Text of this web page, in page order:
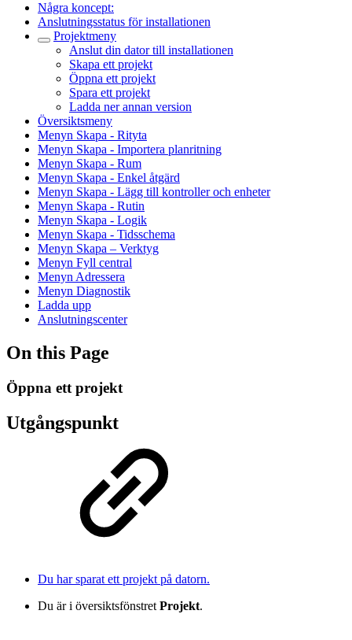
Några koncept:
Anslutningsstatus för installationen
Projektmeny
Anslut din dator till installationen
Skapa ett projekt
Öppna ett projekt
Spara ett projekt
Ladda ner annan version
Översiktsmeny
Menyn Skapa - Rityta
Menyn Skapa - Importera planritning
Menyn Skapa - Rum
Menyn Skapa - Enkel åtgärd
Menyn Skapa - Lägg till kontroller och enheter
Menyn Skapa - Rutin
Menyn Skapa - Logik
Menyn Skapa - Tidsschema
Menyn Skapa – Verktyg
Menyn Fyll central
Menyn Adressera
Menyn Diagnostik
Ladda upp
Anslutningscenter
On this Page
Öppna ett projekt
Utgångspunkt
Du har sparat ett projekt på datorn.
Du är i översiktsfönstret Projekt.